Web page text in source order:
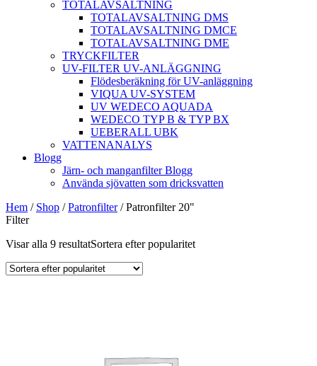
TOTALAVSALTNING
TOTALAVSALTNING DMS
TOTALAVSALTNING DMCE
TOTALAVSALTNING DME
TRYCKFILTER
UV-FILTER UV-ANLÄGGNING
Flödesberäkning för UV-anläggning
VIQUA UV-SYSTEM
UV WEDECO AQUADA
WEDECO TYP B & TYP BX
UEBERALL UBK
VATTENANALYS
Blogg
Järn- och manganfilter Blogg
Använda sjövatten som dricksvatten
Hem / Shop /Patronfilter/ Patronfilter 20"
Filter
Visar alla 9 resultatSortera efter popularitet